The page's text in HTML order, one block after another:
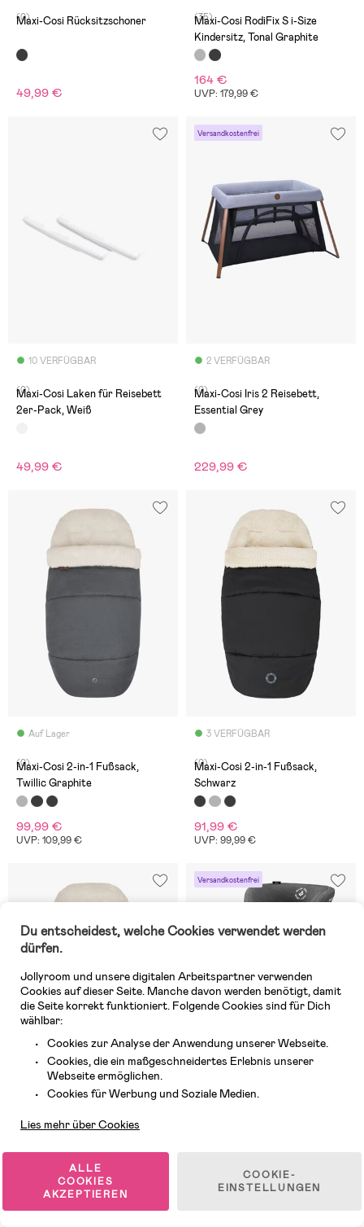
(0)
Maxi-Cosi Rücksitzschoner
49,99 €
(35)
Maxi-Cosi RodiFix S i-Size
Kindersitz, Tonal Graphite
164 €
UVP: 179,99 €
10 VERFÜGBAR
(0)
Maxi-Cosi Laken für Reisebett
2er-Pack, Weiß
49,99 €
Versandkostenfrei
2 VERFÜGBAR
(0)
Maxi-Cosi Iris 2 Reisebett,
Essential Grey
229,99 €
Auf Lager
(0)
Maxi-Cosi 2-in-1 Fußsack,
Twillic Graphite
99,99 €
UVP: 109,99 €
3 VERFÜGBAR
(0)
Maxi-Cosi 2-in-1 Fußsack,
Schwarz
91,99 €
UVP: 99,99 €
Twillic Black
92,99 €
UVP: 109,99 €
Versandkostenfrei
Du entscheidest, welche Cookies verwendet werden
dürfen.
Jollyroom und unsere digitalen Arbeitspartner verwenden
Cookies auf dieser Seite. Manche davon werden benötigt, damit
die Seite korrekt funktioniert. Folgende Cookies sind für Dich
wählbar:
Cookies zur Analyse der Anwendung unserer Webseite.
Cookies, die ein maßgeschneidertes Erlebnis unserer
Webseite ermöglichen.
Cookies für Werbung und Soziale Medien.
Lies mehr über Cookies
ALLE
COOKIES
AKZEPTIEREN
COOKIE-
EINSTELLUNGEN